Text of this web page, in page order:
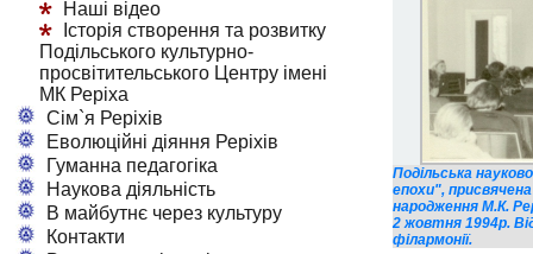
Наші відео
Історія створення та розвитку
Подільського культурно-
просвітительського Центру імені
МК Реріха
Сім`я Реріхів
Еволюційні діяння Реріхів
Гуманна педагогіка
Наукова діяльність
В майбутнє через культуру
Контакти
Подільська
епохи",
народження М.К.
2 жовтня 1994р.
філармонії.